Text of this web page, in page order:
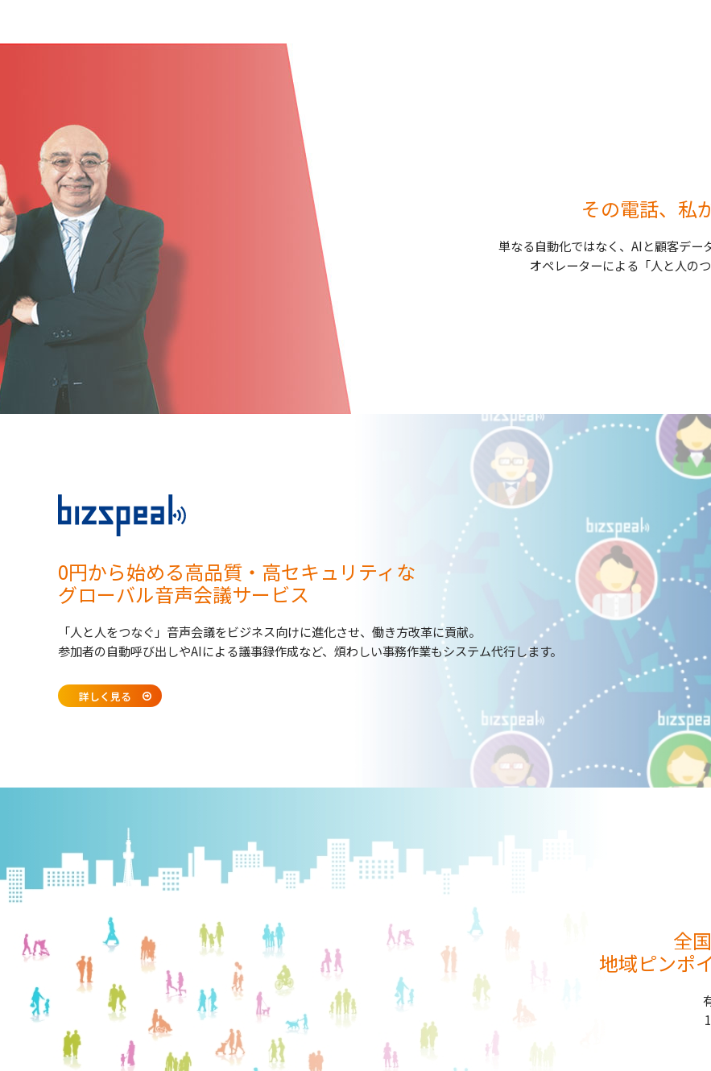
その電話、私
単なる自動化ではなく、AIと顧客デー
オペレーターによる「人と人の
0円から始める高品質・高セキュリティな
グローバル音声会議サービス
「人と人をつなぐ」音声会議をビジネス向けに進化させ、働き方改革に貢献。
参加者の自動呼び出しやAIによる議事録作成など、煩わしい事務作業もシステム代行します。
詳しく見る
全
地域ピンポ